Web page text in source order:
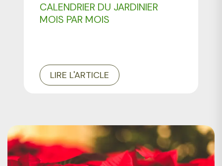
CALENDRIER DU JARDINIER
MOIS PAR MOIS
LIRE L'ARTICLE